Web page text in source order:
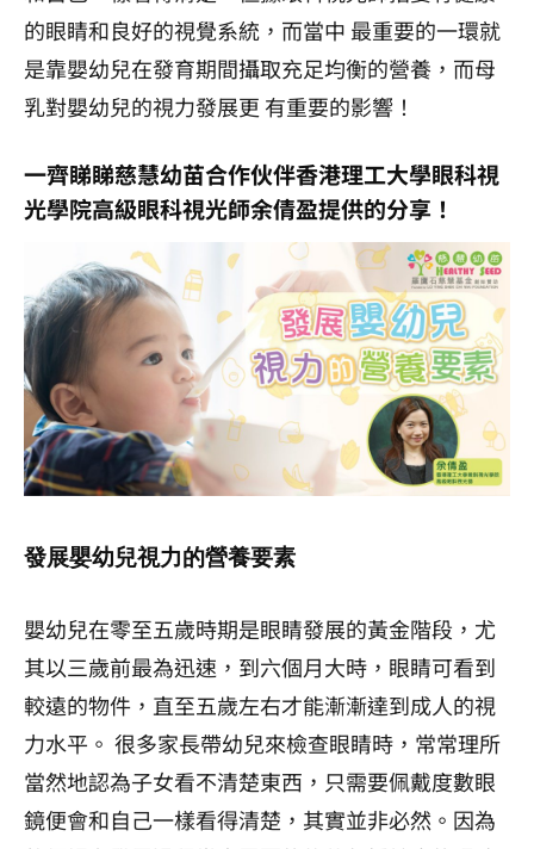
的眼睛和良好的視覺系統，而當中 最重要的一環就
是靠嬰幼兒在發育期間攝取充足均衡的營養，而母
乳對嬰幼兒的視力發展更 有重要的影響！
一齊睇睇慈慧幼苗合作伙伴香港理工大學眼科視
光學院高級眼科視光師余倩盈提供的分享！
發展嬰幼兒視力的營養要素
嬰幼兒在零至五歲時期是眼睛發展的黃金階段，尤
其以三歲前最為迅速，到六個月大時，眼睛可看到
較遠的物件，直至五歲左右才能漸漸達到成人的視
力水平。 很多家長帶幼兒來檢查眼睛時，常常理所
當然地認為子女看不清楚東西，只需要佩戴度數眼
鏡便會和自己一樣看得清楚，其實並非必然。因為